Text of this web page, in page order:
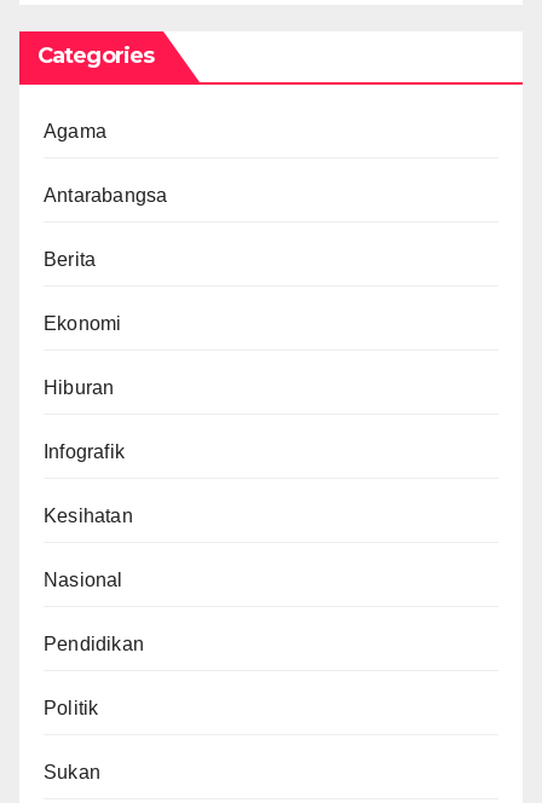
Categories
Agama
Antarabangsa
Berita
Ekonomi
Hiburan
Infografik
Kesihatan
Nasional
Pendidikan
Politik
Sukan